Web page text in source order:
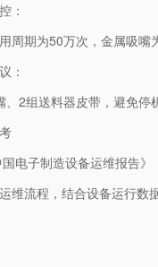
：
周期为50万次，金属吸嘴
：
2组送料器皮带，避免停
电子制造设备运维报告
维流程，结合设备运行数